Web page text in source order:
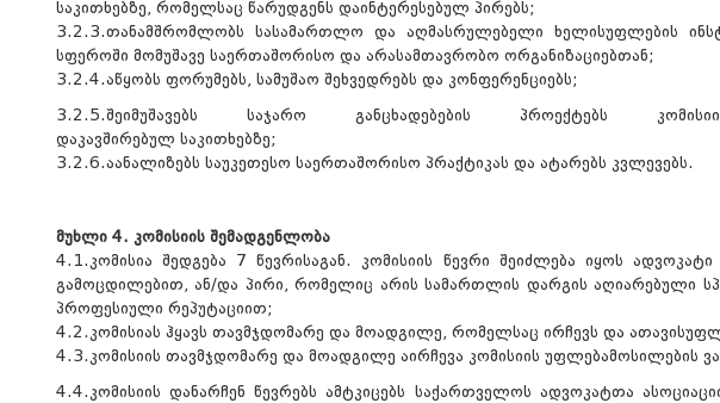
საკითხებზე, რომელსაც წარუდგენს დაინტერესებულ პირებს;
3.2.3.თანამშრომლობს სასამართლო და აღმასრულებელი ხელისუფლების
სფეროში მომუშავე საერთაშორისო და არასამთავრობო ორგანიზაციებთან;
3.2.4.აწყობს ფორუმებს, სამუშაო შეხვედრებს და კონფერენციებს;
3.2.5.შეიმუშავებს საჯარო განცხადებების პროექტებს
დაკავშირებულ საკითხებზე;
3.2.6.აანალიზებს საუკეთესო საერთაშორისო პრაქტიკას და ატარებს კვლევებს.
მუხლი 4. კომისიის შემადგენლობა
4.1.კომისია შედგება 7 წევრისაგან. კომისიის წევრი შეიძლება იყოს
გამოცდილებით, ან/და პირი, რომელიც არის სამართლის დარგის აღიარებული
პროფესიული რეპუტაციით;
4.2.კომისიას ჰყავს თავმჯდომარე და მოადგილე, რომელსაც ირჩევს და
4.3.კომისიის თავმჯდომარე და მოადგილე აირჩევა კომისიის უფლებამოსილების
4.4.კომისიის დანარჩენ წევრებს ამტკიცებს საქართველოს ადვოკატთა